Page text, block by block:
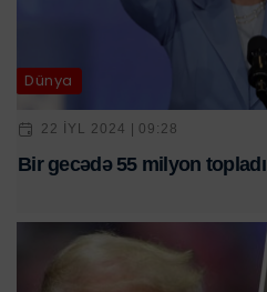
Dünya
22 IYL 2024 | 09:28
Bir gecədə 55 milyon topladı